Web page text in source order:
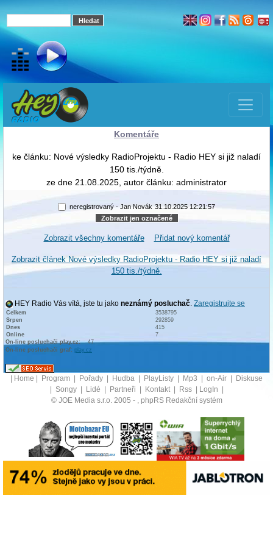
Komentáře
ke článku: Nové výsledky RadioProjektu - Radio HEY si již naladí
150 tis./týdně.
ze dne 21.08.2025, autor článku: administrator
neregistrovaný - Jan Novák 31.10.2025 12:21:57
Zobrazit všechny komentáře Přidat nový komentář
Zobrazit článek Nové výsledky RadioProjektu - Radio HEY si již naladí
150 tis./týdně.
HEY Radio Vás vítá, jste tu jako neznámý posluchač. Zaregistrujte se
Celkem
3538795
Srpen
292859
Dnes
415
Online
7
On-line posluchači play.cz:
47
On-line posluchači graf: play.cz
Home Program Pořady Hudba PlayListy Mp3 on-Air
Diskuse
Songy Lidé Partneři Kontakt Rss LogIn
© JOE Media s.r.o. 2005 - , phpRS Redakční systém